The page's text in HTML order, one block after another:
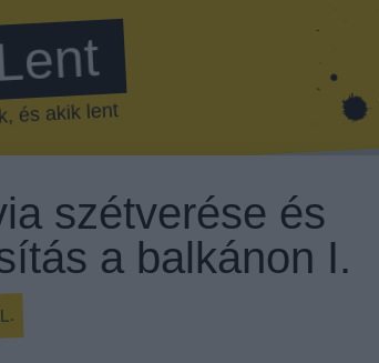
és akik lent
szétverése és
a balkánon I.